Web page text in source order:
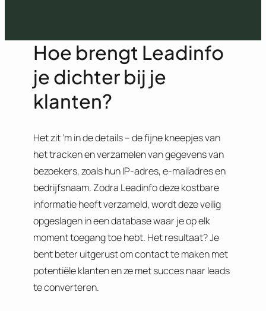
Hoe brengt Leadinfo
je dichter bij je
klanten?
Het zit ‘m in de details – de fijne kneepjes van
het tracken en verzamelen van gegevens van
bezoekers, zoals hun IP-adres, e-mailadres en
bedrijfsnaam. Zodra Leadinfo deze kostbare
informatie heeft verzameld, wordt deze veilig
opgeslagen in een database waar je op elk
moment toegang toe hebt. Het resultaat? Je
bent beter uitgerust om contact te maken met
potentiële klanten en ze met succes naar leads
te converteren.